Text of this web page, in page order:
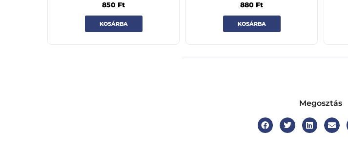
850 Ft
KOSÁRBA
880 Ft
KOSÁRBA
Megosztás